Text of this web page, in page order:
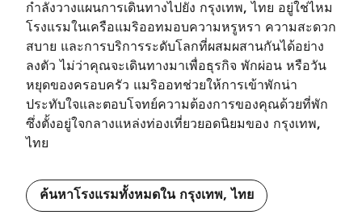
กำลังวางแผนการเดินทางไปยัง กรุงเทพ, ไทย อยู่ใช่ไหม
โรงแรมในเครือแมริออทมอบความหรูหรา ความสะดวก
สบาย และการบริการระดับโลกที่ผสมผสานกันได้อย่าง
ลงตัว ไม่ว่าคุณจะเดินทางมาเพื่อธุรกิจ พักผ่อน หรือวัน
หยุดของครอบครัว แมริออทช่วยให้การเข้าพักน่า
ประทับใจและตอบโจทย์ความต้องการของคุณด้วยที่พัก
ซึ่งตั้งอยู่ใจกลางแหล่งท่องเที่ยวยอดนิยมของ กรุงเทพ,
ไทย
ค้นหาโรงแรมทั้งหมดใน กรุงเทพ, ไทย